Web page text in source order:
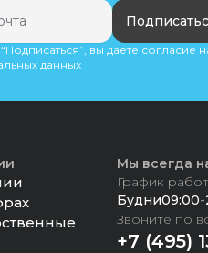
вы даете согласие
данных
Мы всегда
График
Будни09:00-
Звоните по
+7 (495)